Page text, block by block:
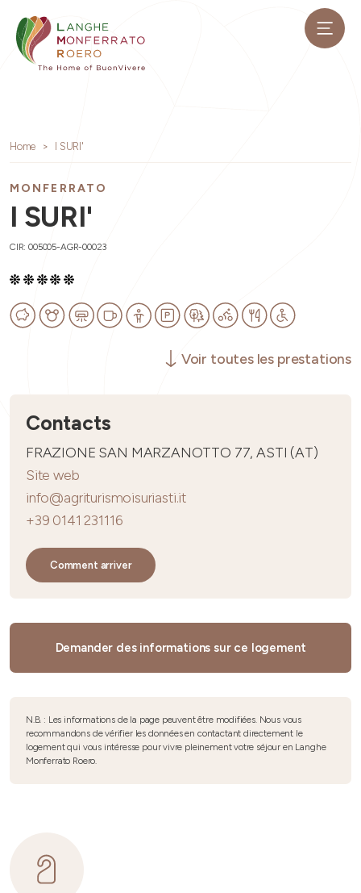
Home I SURI'
MONFERRATO
I SURI'
CIR: 005005-AGR-00023
Voir toutes les prestations
Contacts
FRAZIONE SAN MARZANOTTO 77, ASTI (AT)
Site web
info@agriturismoisuriasti.it
+39 0141 231116
Comment arriver
Demander des informations sur ce logement
N.B. : Les informations de la page peuvent être modifiées. Nous vous
recommandons de vérifier les données en contactant directement le
logement qui vous intéresse pour vivre pleinement votre séjour en Langhe
Monferrato Roero.